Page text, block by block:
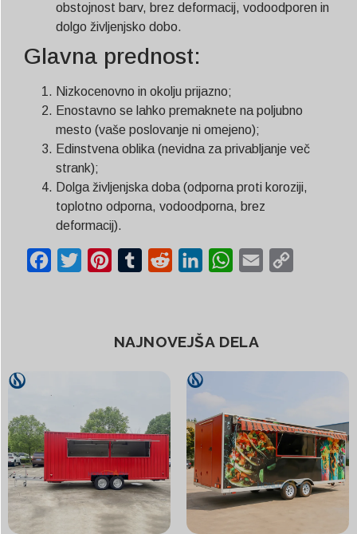
obstojnost barv, brez deformacij, vodoodporen in
dolgo življenjsko dobo.
Glavna prednost:
Nizkocenovno in okolju prijazno;
Enostavno se lahko premaknete na poljubno
mesto (vaše poslovanje ni omejeno);
Edinstvena oblika (nevidna za privabljanje več
strank);
Dolga življenjska doba (odporna proti koroziji,
toplotno odporna, vodoodporna, brez
deformacij).
Facebook
Twitter Pinterest
Tumblr Reddit LinkedInWhatsApp
Email
NAJNOVEJŠA DELA